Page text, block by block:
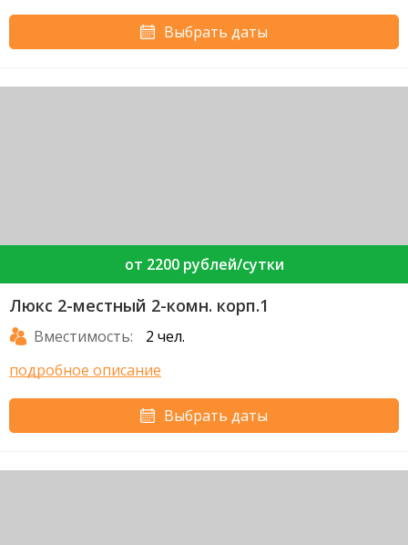
Выбрать даты
от 2200 рублей/сутки
Люкс 2-местный 2-комн. корп.1
Вместимость:
2 чел.
подробное описание
Выбрать даты